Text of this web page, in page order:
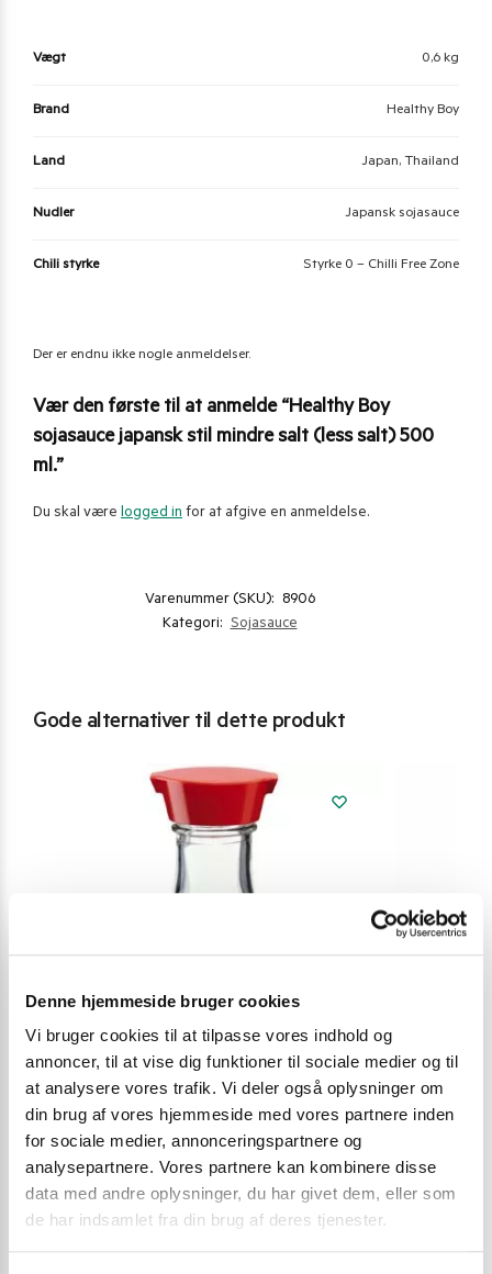
Denne hjemmeside bruger cookies
Vi bruger cookies til at tilpasse vores indhold og
annoncer, til at vise dig funktioner til sociale medier og til
at analysere vores trafik. Vi deler også oplysninger om
din brug af vores hjemmeside med vores partnere inden
for sociale medier, annonceringspartnere og
analysepartnere. Vores partnere kan kombinere disse
data med andre oplysninger, du har givet dem, eller som
de har indsamlet fra din brug af deres tjenester.
Vægt 0,6 kg
Brand Healthy Boy
Land Japan, Thailand
Nudler Japansk sojasauce
Chili styrke Styrke 0 – Chilli Free Zone
Der er endnu ikke nogle anmeldelser.
Vær den første til at anmelde “Healthy Boy
sojasauce japansk stil mindre salt (less salt) 500
ml.”
Du skal være logged in for at afgive en anmeldelse.
Varenummer (SKU): 8906
Kategori: Sojasauce
Gode alternativer til dette produkt